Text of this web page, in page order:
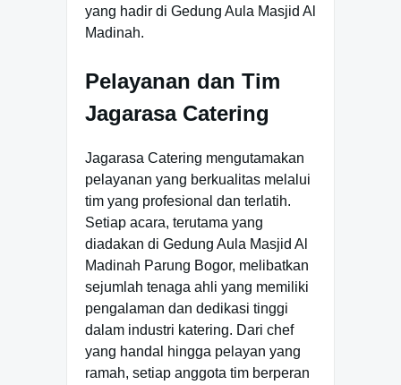
yang hadir di Gedung Aula Masjid Al
Madinah.
Pelayanan dan Tim
Jagarasa Catering
Jagarasa Catering mengutamakan
pelayanan yang berkualitas melalui
tim yang profesional dan terlatih.
Setiap acara, terutama yang
diadakan di Gedung Aula Masjid Al
Madinah Parung Bogor, melibatkan
sejumlah tenaga ahli yang memiliki
pengalaman dan dedikasi tinggi
dalam industri katering. Dari chef
yang handal hingga pelayan yang
ramah, setiap anggota tim berperan